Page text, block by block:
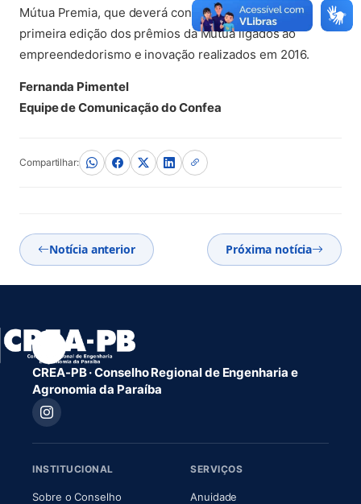
Mútua Premia, que deverá congregar o sucesso da
primeira edição dos prêmios da Mútua ligados ao
empreendedorismo e inovação realizados em 2016.
Fernanda Pimentel
Equipe de Comunicação do Confea
Compartilhar:
Notícia anterior Próxima notícia
CREA-PB · Conselho Regional de Engenharia e
Agronomia da Paraíba
INSTITUCIONAL
Sobre o Conselho(abre em nova aba)
SERVIÇOS
Anuidade